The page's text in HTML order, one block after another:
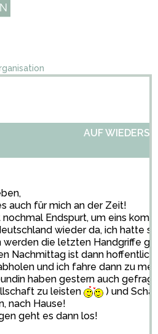
AUF
auch für mich an der Zeit!
nochmal Endspurt, um eins
wieder da, ich hatte
werden die letzten Handgriffe
Nachmittag ist dann
und ich fahre dann zu
haben gestern auch
zu leisten
) und
nach Hause!
geht es dann los!